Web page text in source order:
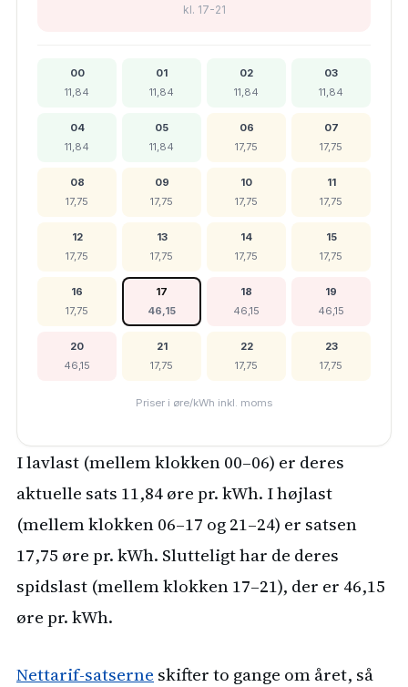
kl. 17-21
00
11,84
01
11,84
02
11,84
03
11,84
04
11,84
05
11,84
06
17,75
07
17,75
08
17,75
09
17,75
10
17,75
11
17,75
12
17,75
13
17,75
14
17,75
15
17,75
16
17,75
17
46,15
18
46,15
19
46,15
20
46,15
21
17,75
22
17,75
23
17,75
Priser i øre/kWh inkl. moms
I lavlast (mellem klokken 00–06) er deres
aktuelle sats 11,84 øre pr. kWh. I højlast
(mellem klokken 06–17 og 21–24) er satsen
17,75 øre pr. kWh. Slutteligt har de deres
spidslast (mellem klokken 17–21), der er 46,15
øre pr. kWh.
Nettarif-satserne skifter to gange om året, så